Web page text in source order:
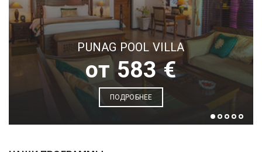
PUNAG POOL VILLA
от 583 €
ПОДРОБНЕЕ